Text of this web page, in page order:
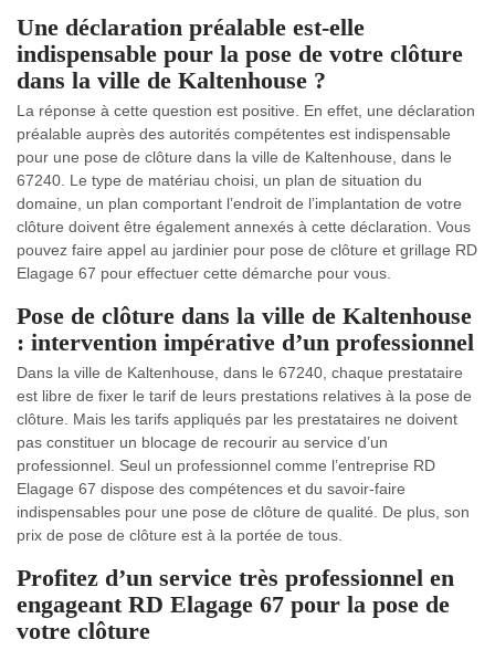
Une déclaration préalable est-elle
indispensable pour la pose de votre clôture
dans la ville de Kaltenhouse ?
La réponse à cette question est positive. En effet, une déclaration
préalable auprès des autorités compétentes est indispensable
pour une pose de clôture dans la ville de Kaltenhouse, dans le
67240. Le type de matériau choisi, un plan de situation du
domaine, un plan comportant l’endroit de l’implantation de votre
clôture doivent être également annexés à cette déclaration. Vous
pouvez faire appel au jardinier pour pose de clôture et grillage RD
Elagage 67 pour effectuer cette démarche pour vous.
Pose de clôture dans la ville de Kaltenhouse
: intervention impérative d’un professionnel
Dans la ville de Kaltenhouse, dans le 67240, chaque prestataire
est libre de fixer le tarif de leurs prestations relatives à la pose de
clôture. Mais les tarifs appliqués par les prestataires ne doivent
pas constituer un blocage de recourir au service d’un
professionnel. Seul un professionnel comme l’entreprise RD
Elagage 67 dispose des compétences et du savoir-faire
indispensables pour une pose de clôture de qualité. De plus, son
prix de pose de clôture est à la portée de tous.
Profitez d’un service très professionnel en
engageant RD Elagage 67 pour la pose de
votre clôture